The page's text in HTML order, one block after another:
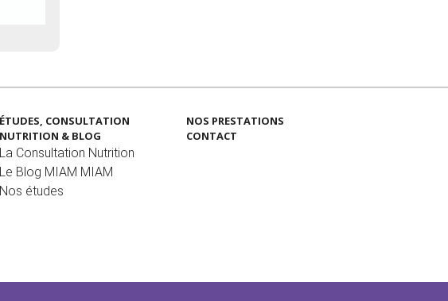
ÉTUDES, CONSULTATION
NUTRITION & BLOG
La Consultation Nutrition
Le Blog MIAM MIAM
Nos études
NOS PRESTATIONS
CONTACT